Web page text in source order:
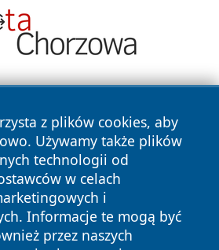
z plików cookies, aby
Używamy także plików
technologii od
w celach
i
Informacje te mogą być
przez naszych
Wszystkie prawa